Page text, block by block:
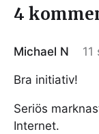
4
Michael N
Bra initiativ!
Seriös
Internet.